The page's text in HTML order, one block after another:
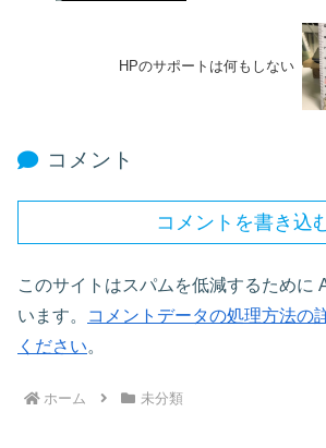
HPのサポートは何もしない
コメント
コメントを書き込
このサイトはスパムを低減するために
います。
コメントデータの処理方法の
ください。
ホーム 未分類